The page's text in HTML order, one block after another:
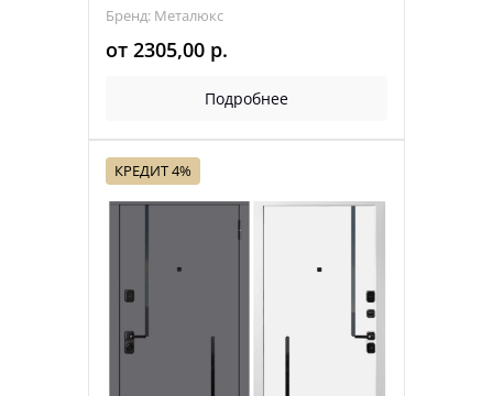
Бренд: Металюкс
от 2305,00 р.
Подробнее
КРЕДИТ 4%